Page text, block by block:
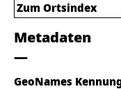
Metadaten
GeoNames
Zum Ortsindex